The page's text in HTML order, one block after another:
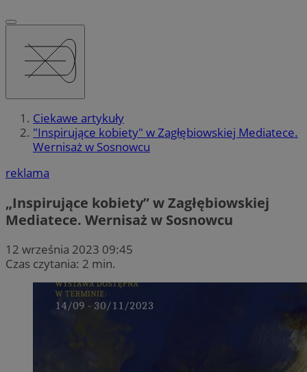
Ciekawe artykuły
"Inspirujące kobiety" w Zagłębiowskiej Mediatece.
Wernisaż w Sosnowcu
reklama
„Inspirujące kobiety” w Zagłębiowskiej
Mediatece. Wernisaż w Sosnowcu
12 września 2023 09:45
Czas czytania: 2 min.